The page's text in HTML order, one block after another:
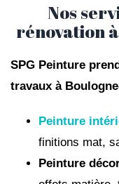
Nos
rénovation
SPG Peinture
travaux à
Peinture
finitions mat,
Peinture